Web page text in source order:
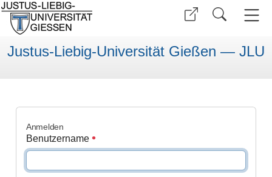
Justus-Liebig-Universität Gießen — JLU
Anmelden
Benutzername